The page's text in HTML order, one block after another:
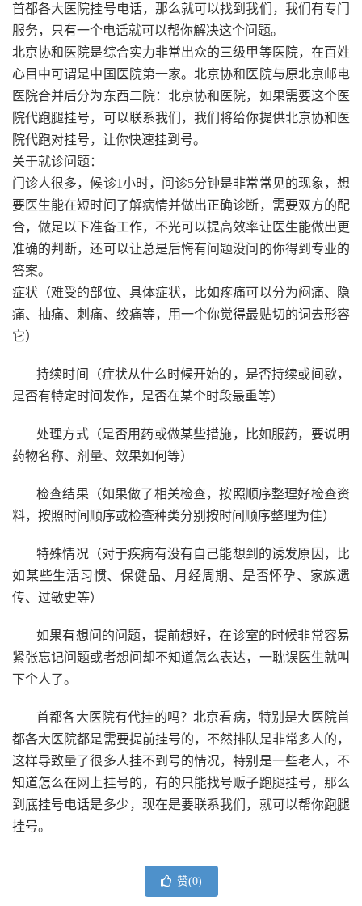
首都各大医院挂号电话，那么就可以找到我们，我们有专门
服务，只有一个电话就可以帮你解决这个问题。
北京协和医院是综合实力非常出众的三级甲等医院，在百姓
心目中可谓是中国医院第一家。北京协和医院与原北京邮电
医院合并后分为东西二院：北京协和医院，如果需要这个医
院代跑腿挂号，可以联系我们，我们将给你提供北京协和医
院代跑对挂号，让你快速挂到号。
关于就诊问题：
门诊人很多，候诊1小时，问诊5分钟是非常常见的现象，想
要医生能在短时间了解病情并做出正确诊断，需要双方的配
合，做足以下准备工作，不光可以提高效率让医生能做出更
准确的判断，还可以让总是后悔有问题没问的你得到专业的
答案。
症状（难受的部位、具体症状，比如疼痛可以分为闷痛、隐
痛、抽痛、刺痛、绞痛等，用一个你觉得最贴切的词去形容
它）
持续时间（症状从什么时候开始的，是否持续或间歇，
是否有特定时间发作，是否在某个时段最重等）
处理方式（是否用药或做某些措施，比如服药，要说明
药物名称、剂量、效果如何等）
检查结果（如果做了相关检查，按照顺序整理好检查资
料，按照时间顺序或检查种类分别按时间顺序整理为佳）
特殊情况（对于疾病有没有自己能想到的诱发原因，比
如某些生活习惯、保健品、月经周期、是否怀孕、家族遗
传、过敏史等）
如果有想问的问题，提前想好，在诊室的时候非常容易
紧张忘记问题或者想问却不知道怎么表达，一耽误医生就叫
下个人了。
首都各大医院有代挂的吗？北京看病，特别是大医院首
都各大医院都是需要提前挂号的，不然排队是非常多人的，
这样导致量了很多人挂不到号的情况，特别是一些老人，不
知道怎么在网上挂号的，有的只能找号贩子跑腿挂号，那么
到底挂号电话是多少，现在是要联系我们，就可以帮你跑腿
挂号。
赞(0)